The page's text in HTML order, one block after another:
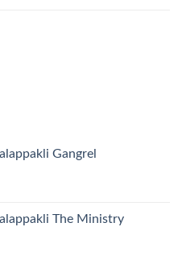
Gangrel
The Ministry